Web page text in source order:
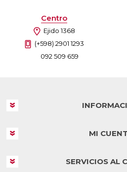
Centro
Ejido 1368
(+598) 2901 1293
092 509 659
MI
SERVICIOS AL